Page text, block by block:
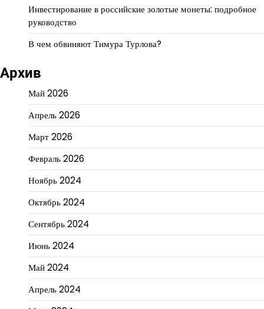
Инвестирование в российские золотые монеты: подробное
руководство
В чем обвиняют Тимура Турлова?
Архив
Май 2026
Апрель 2026
Март 2026
Февраль 2026
Ноябрь 2024
Октябрь 2024
Сентябрь 2024
Июнь 2024
Май 2024
Апрель 2024